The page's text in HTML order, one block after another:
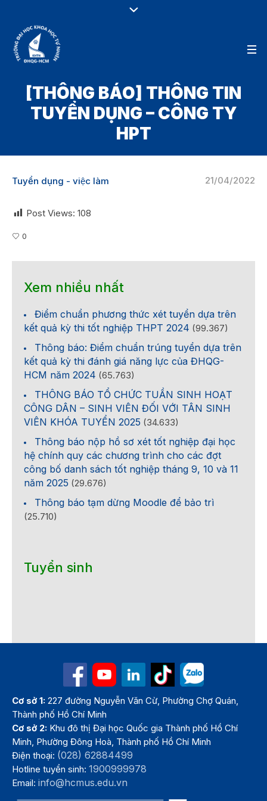
[THÔNG BÁO] THÔNG TIN
TUYỂN DỤNG – CÔNG TY
HPT
21/04/2022
Tuyển dụng - việc làm
Post Views: 108
0
Xem nhiều nhất
Điểm chuẩn phương thức xét tuyển dựa trên
kết quả kỳ thi tốt nghiệp THPT 2024 (99.367)
Thông báo: Điểm chuẩn trúng tuyển dựa trên
kết quả kỳ thi đánh giá năng lực của ĐHQG-
HCM năm 2024 (65.763)
THÔNG BÁO TỔ CHỨC TUẦN SINH HOẠT
CÔNG DÂN – SINH VIÊN ĐỐI VỚI TÂN SINH
VIÊN KHÓA TUYỂN 2025 (34.633)
Thông báo nộp hồ sơ xét tốt nghiệp đại học
hệ chính quy các chương trình cho các đợt
công bố danh sách tốt nghiệp tháng 9, 10 và 11
năm 2025 (29.676)
Thông báo tạm dừng Moodle để bảo trì
(25.710)
Tuyển sinh
Cơ sở 1: 227 đường Nguyễn Văn Cừ, Phường Chợ Quán,
Thành phố Hồ Chí Minh
Cơ sở 2: Khu đô thị Đại học Quốc gia Thành phố Hồ Chí
Minh, Phường Đông Hoà, Thành phố Hồ Chí Minh
Điện thoại: (028) 62884499
Hotline tuyển sinh:1900999978
Email:info@hcmus.edu.vn